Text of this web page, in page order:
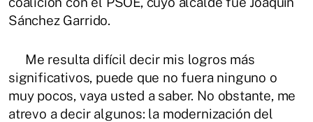
Sánchez Garrido.
Me resulta difícil decir mis logros más
significativos, puede que no fuera ninguno o
muy pocos, vaya usted a saber. No obstante, me
atrevo a decir algunos: la modernización del